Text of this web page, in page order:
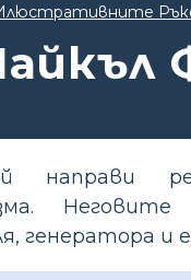
Илюстративните
направи
генератора и